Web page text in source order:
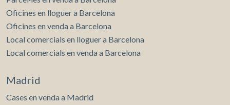
noves solucions i el màxim confort de l’època. La realitat
del mobiliari pot no correspondre exactament amb les
fotografies mostrades en aquest anunci.* En compliment
immoble no disposa d'índex R.P.LL. Respecte a la present
propietat no existeix certificat informatiu estatal de
d'arrendament d'habitatge en els darrers 5 anys.Aquest
propietari no ostenta la condició de gran tenidor.La
present propietat té la consideració de suntuària per raó
Oficines en lloguer a Barcelona
Oficines en venda a Barcelona
Local comercials en lloguer a Barcelona
Local comercials en venda a Barcelona
Madrid
Cases en venda a Madrid